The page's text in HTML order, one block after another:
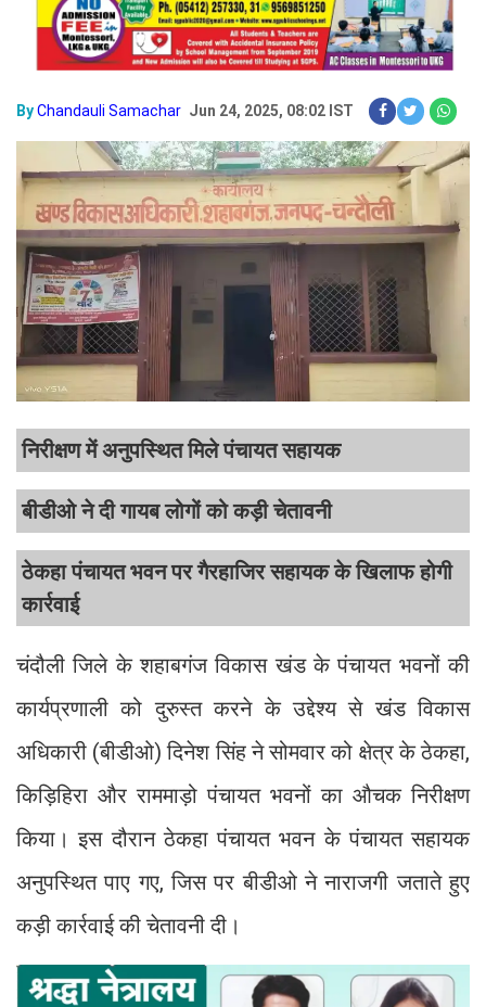
ByChandauli Samachar Jun 24, 2025, 08:02 IST
निरीक्षण में अनुपस्थित मिले पंचायत सहायक
बीडीओ ने दी गायब लोगों को कड़ी चेतावनी
ठेकहा पंचायत भवन पर गैरहाजिर सहायक के खिलाफ होगी
कार्रवाई
चंदौली जिले के शहाबगंज विकास खंड के पंचायत भवनों की
कार्यप्रणाली को दुरुस्त करने के उद्देश्य से खंड विकास
अधिकारी (बीडीओ) दिनेश सिंह ने सोमवार को क्षेत्र के ठेकहा,
किड़िहिरा और राममाड़ो पंचायत भवनों का औचक निरीक्षण
किया। इस दौरान ठेकहा पंचायत भवन के पंचायत सहायक
अनुपस्थित पाए गए, जिस पर बीडीओ ने नाराजगी जताते हुए
कड़ी कार्रवाई की चेतावनी दी।